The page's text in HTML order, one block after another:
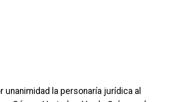
unanimidad la personaría jurídica al